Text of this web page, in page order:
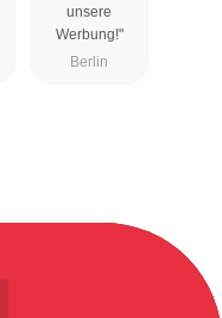
unsere
Werbung!"
Berlin